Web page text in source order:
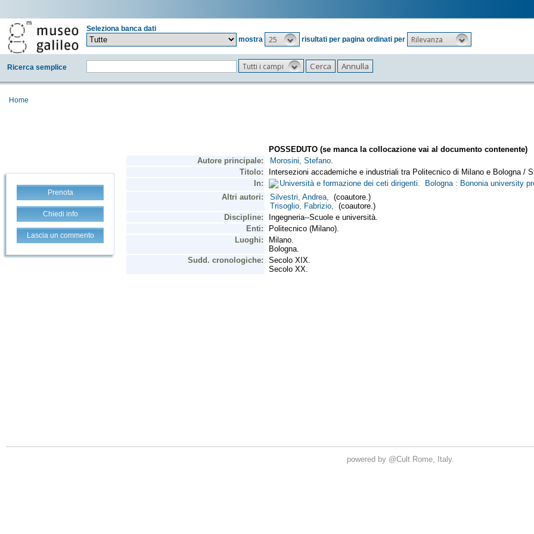
Seleziona banca dati
mostra
25 risultati per pagina ordinati per Rilevanza
Ricerca semplice Tutti i campi
Home
Prenota
Chiedi info
Lascia un commento
powered by @Cult Rome, Italy.